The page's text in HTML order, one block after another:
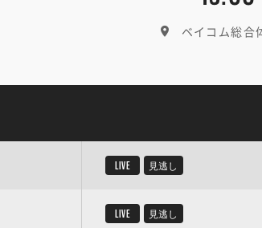
ベイコム総合
LIVE 見逃し
LIVE 見逃し